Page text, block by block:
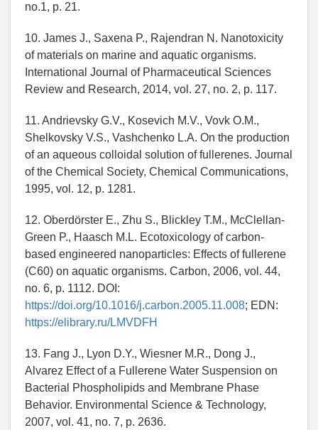
no.1, p. 21.
10. James J., Saxena P., Rajendran N. Nanotoxicity
of materials on marine and aquatic organisms.
International Journal of Pharmaceutical Sciences
Review and Research, 2014, vol. 27, no. 2, p. 117.
11. Andrievsky G.V., Kosevich M.V., Vovk O.M.,
Shelkovsky V.S., Vashchenko L.A. On the production
of an aqueous colloidal solution of fullerenes. Journal
of the Chemical Society, Chemical Communications,
1995, vol. 12, p. 1281.
12. Oberdörster E., Zhu S., Blickley T.M., McClellan-
Green P., Haasch M.L. Ecotoxicology of carbon-
based engineered nanoparticles: Effects of fullerene
(C60) on aquatic organisms. Carbon, 2006, vol. 44,
no. 6, p. 1112. DOI:
https://doi.org/10.1016/j.carbon.2005.11.008; EDN:
https://elibrary.ru/LMVDFH
13. Fang J., Lyon D.Y., Wiesner M.R., Dong J.,
Alvarez Effect of a Fullerene Water Suspension on
Bacterial Phospholipids and Membrane Phase
Behavior. Environmental Science & Technology,
2007, vol. 41, no. 7, p. 2636.